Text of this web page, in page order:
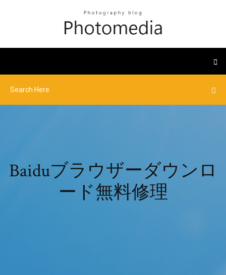
Baiduブラウザーダウンロ
ード無料修理